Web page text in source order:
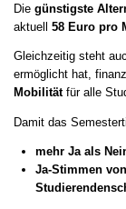
Die günstigste
aktuell 58 Euro pro
Gleichzeitig steht
ermöglicht hat,
Mobilitätfür alle
Damit das
mehr Ja als
Ja-Stimmen